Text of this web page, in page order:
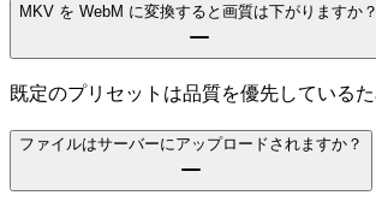
MKV を WebM に変換すると画質は下がりますか？
既定のプリセットは品質を優先している
ファイルはサーバーにアップロードされますか？